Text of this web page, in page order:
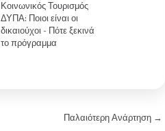
Κοινωνικός Τουρισμός
ΔΥΠΑ: Ποιοι είναι οι
δικαιούχοι - Πότε ξεκινά
το πρόγραμμα
Παλαιότερη Ανάρτηση →